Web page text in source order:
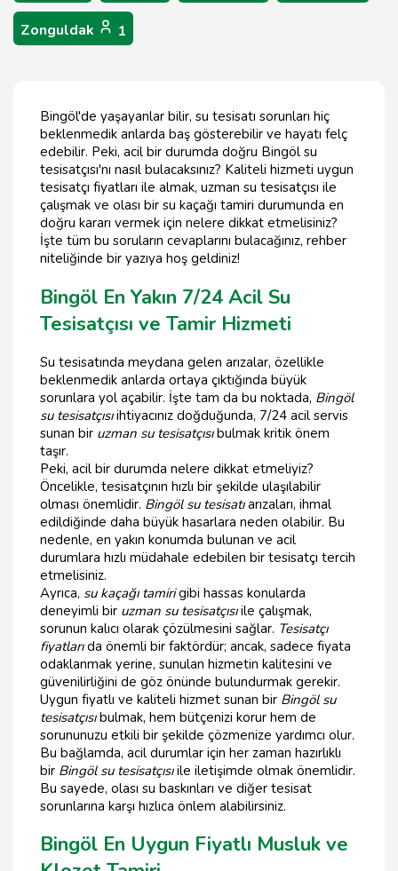
Zonguldak 1
Bingöl'de yaşayanlar bilir, su tesisatı sorunları hiç
beklenmedik anlarda baş gösterebilir ve hayatı felç
edebilir. Peki, acil bir durumda doğru Bingöl su
tesisatçısı'nı nasıl bulacaksınız? Kaliteli hizmeti uygun
tesisatçı fiyatları ile almak, uzman su tesisatçısı ile
çalışmak ve olası bir su kaçağı tamiri durumunda en
doğru kararı vermek için nelere dikkat etmelisiniz?
İşte tüm bu soruların cevaplarını bulacağınız, rehber
niteliğinde bir yazıya hoş geldiniz!
Bingöl En Yakın 7/24 Acil Su
Tesisatçısı ve Tamir Hizmeti
Su tesisatında meydana gelen arızalar, özellikle
beklenmedik anlarda ortaya çıktığında büyük
sorunlara yol açabilir. İşte tam da bu noktada, Bingöl
su tesisatçısıihtiyacınız doğduğunda, 7/24 acil servis
sunan bir uzman su tesisatçısıbulmak kritik önem
taşır.
Peki, acil bir durumda nelere dikkat etmeliyiz?
Öncelikle, tesisatçının hızlı bir şekilde ulaşılabilir
olması önemlidir. Bingöl su tesisatıarızaları, ihmal
edildiğinde daha büyük hasarlara neden olabilir. Bu
nedenle, en yakın konumda bulunan ve acil
durumlara hızlı müdahale edebilen bir tesisatçı tercih
etmelisiniz.
Ayrıca, su kaçağı tamirigibi hassas konularda
deneyimli bir uzman su tesisatçısıile çalışmak,
sorunun kalıcı olarak çözülmesini sağlar. Tesisatçı
fiyatlarıda önemli bir faktördür; ancak, sadece fiyata
odaklanmak yerine, sunulan hizmetin kalitesini ve
güvenilirliğini de göz önünde bulundurmak gerekir.
Uygun fiyatlı ve kaliteli hizmet sunan bir Bingöl su
tesisatçısıbulmak, hem bütçenizi korur hem de
sorununuzu etkili bir şekilde çözmenize yardımcı olur.
Bu bağlamda, acil durumlar için her zaman hazırlıklı
bir Bingöl su tesisatçısıile iletişimde olmak önemlidir.
Bu sayede, olası su baskınları ve diğer tesisat
sorunlarına karşı hızlıca önlem alabilirsiniz.
Bingöl En Uygun Fiyatlı Musluk ve